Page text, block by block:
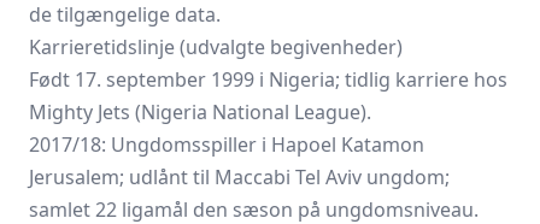
de tilgængelige data.
Karrieretidslinje (udvalgte begivenheder)
Født 17. september 1999 i Nigeria; tidlig karriere hos
Mighty Jets (Nigeria National League).
2017/18: Ungdomsspiller i Hapoel Katamon
Jerusalem; udlånt til Maccabi Tel Aviv ungdom;
samlet 22 ligamål den sæson på ungdomsniveau.